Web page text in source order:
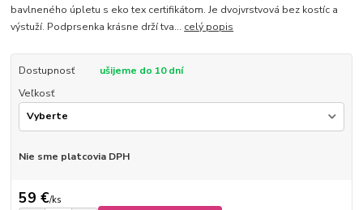
bavlneného úpletu s eko tex certifikátom. Je dvojvrstvová bez kostíc a
výstuží. Podprsenka krásne drží tva... celý popis
Dostupnosť
ušijeme do 10 dní
Veľkosť
Nie sme platcovia DPH
59 €/ks